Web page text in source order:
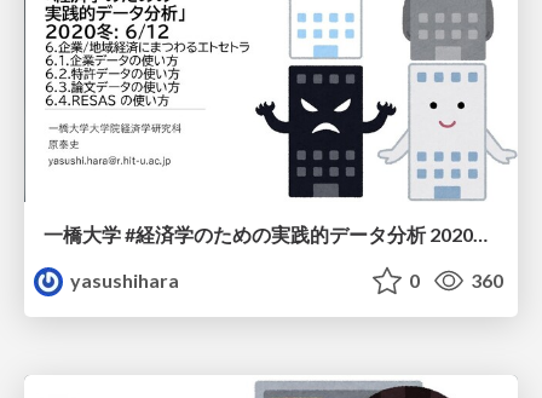
一橋大学 #経済学のための実践的データ分析 2020冬: 6/12
yasushihara
0 360